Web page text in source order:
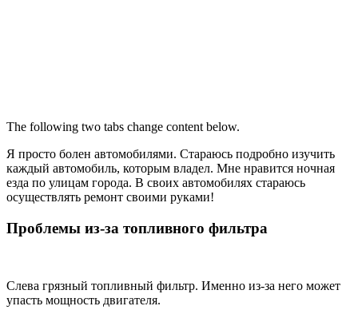
The following two tabs change content below.
Я просто болен автомобилями. Стараюсь подробно изучить
каждый автомобиль, которым владел. Мне нравится ночная
езда по улицам города. В своих автомобилях стараюсь
осуществлять ремонт своими руками!
Проблемы из-за топливного фильтра
Слева грязный топливный фильтр. Именно из-за него может
упасть мощность двигателя.